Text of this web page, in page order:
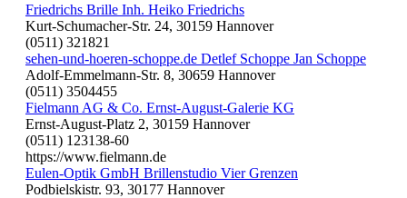
Friedrichs Brille Inh. Heiko Friedrichs
Kurt-Schumacher-Str. 24, 30159 Hannover
(0511) 321821
sehen-und-hoeren-schoppe.de Detlef Schoppe Jan Schoppe
Adolf-Emmelmann-Str. 8, 30659 Hannover
(0511) 3504455
Fielmann AG & Co. Ernst-August-Galerie KG
Ernst-August-Platz 2, 30159 Hannover
(0511) 123138-60
https://www.fielmann.de
Eulen-Optik GmbH Brillenstudio Vier Grenzen
Podbielskistr. 93, 30177 Hannover